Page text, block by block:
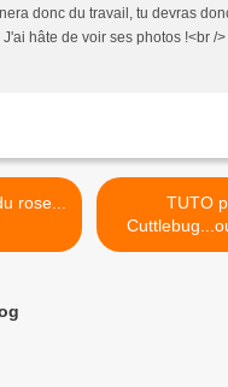
donc du travail, tu devras
hâte de voir ses photos !<br />
rose...
TUTO
réaliser vos